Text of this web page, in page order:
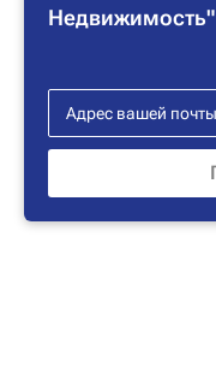
Недвижимость"